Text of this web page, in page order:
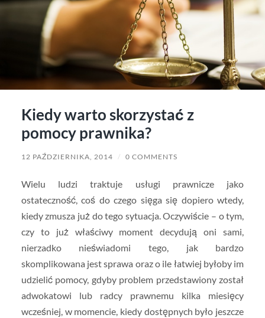
Kiedy warto skorzystać z
pomocy prawnika?
12 PAŹDZIERNIKA, 2014 / 0 COMMENTS
Wielu ludzi traktuje usługi prawnicze jako
ostateczność, coś do czego sięga się dopiero wtedy,
kiedy zmusza już do tego sytuacja. Oczywiście – o tym,
czy to już właściwy moment decydują oni sami,
nierzadko nieświadomi tego, jak bardzo
skomplikowana jest sprawa oraz o ile łatwiej byłoby im
udzielić pomocy, gdyby problem przedstawiony został
adwokatowi lub radcy prawnemu kilka miesięcy
wcześniej, w momencie, kiedy dostępnych było jeszcze